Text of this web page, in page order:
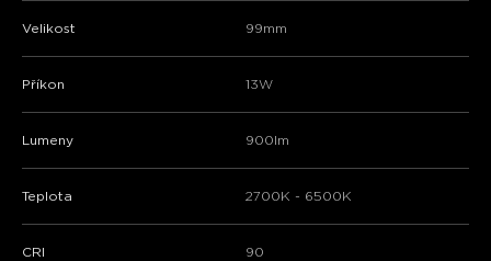
Velikost 99mm
Příkon 13W
Lumeny 900lm
Teplota 2700K - 6500K
CRI 90